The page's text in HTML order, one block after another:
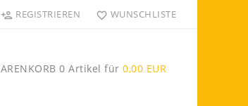
REGISTRIEREN WUNSCHLISTE
0 Artikel für 0,00 EUR